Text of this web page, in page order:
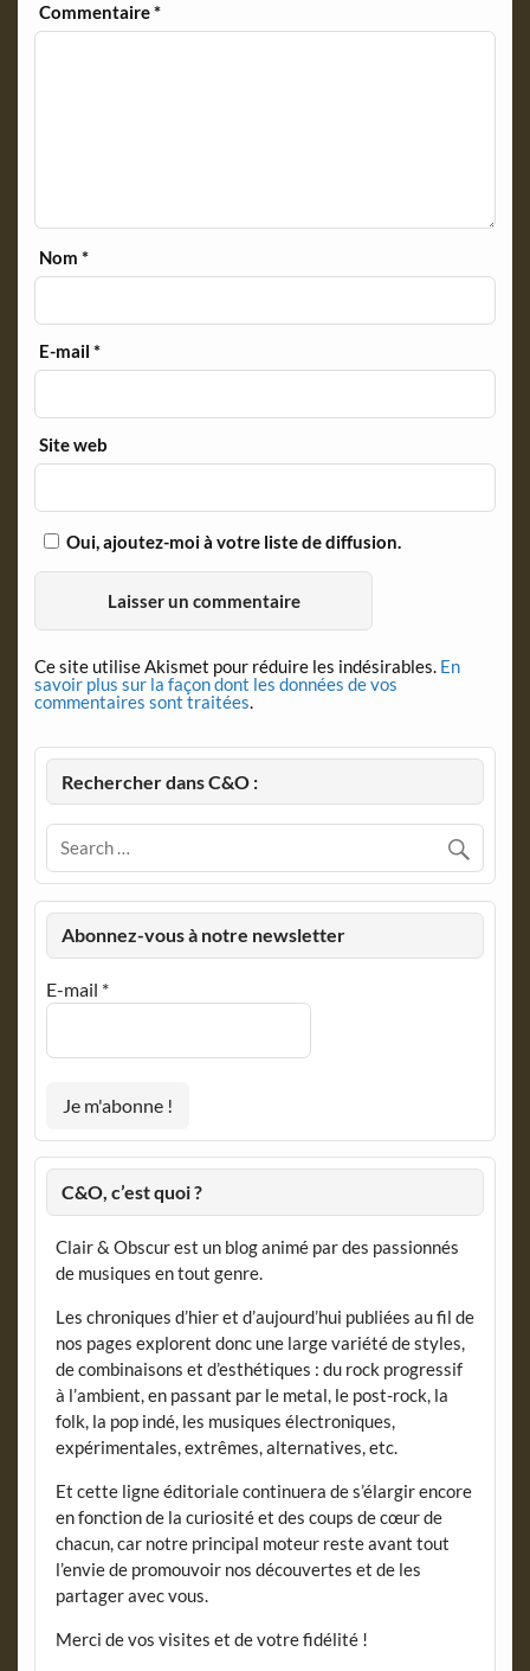
Commentaire*
Nom*
E-mail*
Site web
Oui, ajoutez-moi à votre liste de diffusion.
Ce site utilise Akismet pour réduire les indésirables. En
savoir plus sur la façon dont les données de vos
commentaires sont traitées.
Rechercher dans C&O :
Abonnez-vous à notre newsletter
E-mail *
C&O, c’est quoi ?
Clair & Obscur est un blog animé par des passionnés
de musiques en tout genre.
Les chroniques d’hier et d’aujourd’hui publiées au fil de
nos pages explorent donc une large variété de styles,
de combinaisons et d’esthétiques : du rock progressif
à l’ambient, en passant par le metal, le post-rock, la
folk, la pop indé, les musiques électroniques,
expérimentales, extrêmes, alternatives, etc.
Et cette ligne éditoriale continuera de s’élargir encore
en fonction de la curiosité et des coups de cœur de
chacun, car notre principal moteur reste avant tout
l’envie de promouvoir nos découvertes et de les
partager avec vous.
Merci de vos visites et de votre fidélité !